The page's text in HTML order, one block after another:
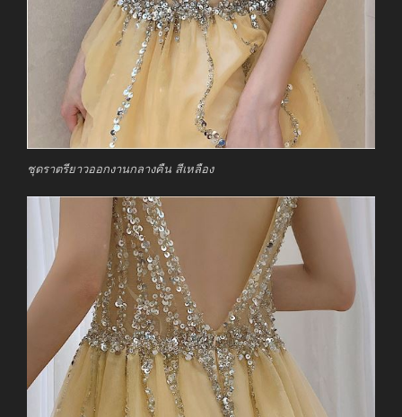
ชุดราตรียาวออกงานกลางคืน สีเหลือง